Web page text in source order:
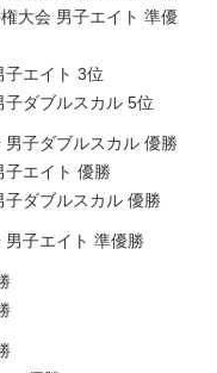
大会 男子エイト 準優
子エイト 3位
ダブルスカル 5位
子ダブルスカル 優勝
子エイト 優勝
ダブルスカル 優勝
子エイト 準優勝